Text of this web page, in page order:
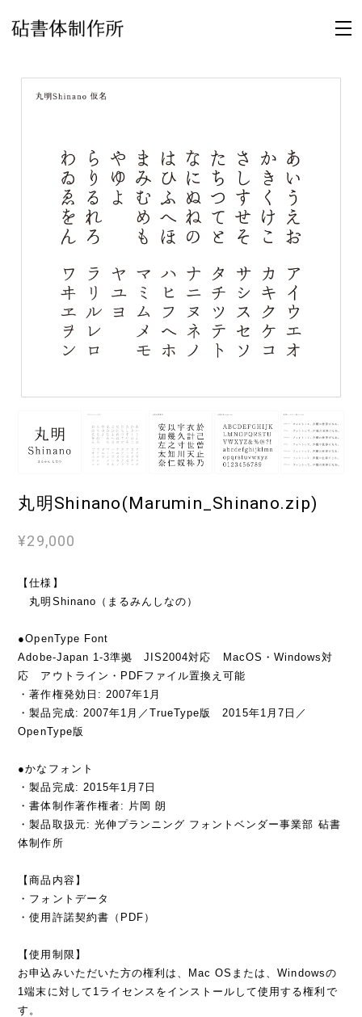
丸明Shinano(Marumin_Shinano.zip)
¥29,000
【仕様】
丸明Shinano（まるみんしなの）
●OpenType Font
Adobe-Japan 1-3準拠 JIS2004対応 MacOS・Windows対
応 アウトライン・PDFファイル置換え可能
・著作権発効日: 2007年1月
・製品完成: 2007年1月／TrueType版 2015年1月7日／
OpenType版
●かなフォント
・製品完成: 2015年1月7日
・書体制作著作権者: 片岡 朗
・製品取扱元: 光伸プランニング フォントベンダー事業部 砧書
体制作所
【商品内容】
・フォントデータ
・使用許諾契約書（PDF）
【使用制限】
お申込みいただいた方の権利は、Mac OSまたは、Windowsの
1端末に対して1ライセンスをインストールして使用する権利で
す。